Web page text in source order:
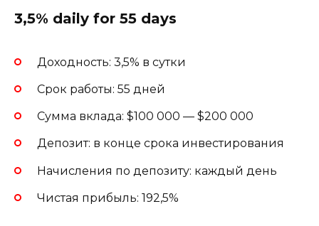
3,5% daily for 55 days
Доходность: 3,5% в сутки
Срок работы: 55 дней
Сумма вклада: $100 000 — $200 000
Депозит: в конце срока инвестирования
Начисления по депозиту: каждый день
Чистая прибыль: 192,5%